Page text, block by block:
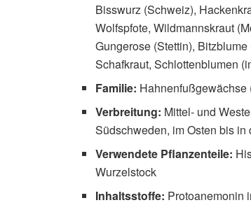
Bisswurz (Schweiz),
Wolfspfote, Wildmannskraut
Gungerose (Stettin),
Schafkraut, Schlottenblumen
Familie: Hahnenfußgewächse
Verbreitung: Mittel- und
Südschweden, im Osten bis in
Verwendete Pflanzenteile:
Wurzelstock
Inhaltsstoffe: Protoanemonin